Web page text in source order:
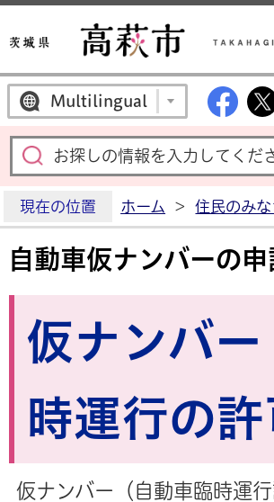
Multilingual
現在の位置 ホーム > 住民のみ
自動車仮ナンバーの
仮ナンバー
時運行の許
仮ナンバー（自動車臨時運行